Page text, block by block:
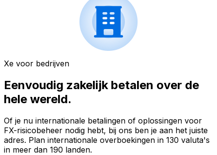
Xe voor bedrijven
Eenvoudig zakelijk betalen over de
hele wereld.
Of je nu internationale betalingen of oplossingen voor
FX-risicobeheer nodig hebt, bij ons ben je aan het juiste
adres. Plan internationale overboekingen in 130 valuta's
in meer dan 190 landen.